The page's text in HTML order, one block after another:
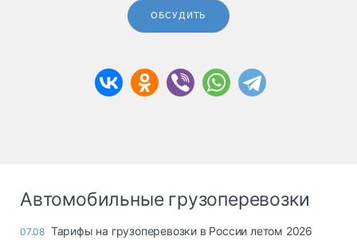
ОБСУДИТЬ
Автомобильные грузоперевозки
07.08 Тарифы на грузоперевозки в России летом 2026